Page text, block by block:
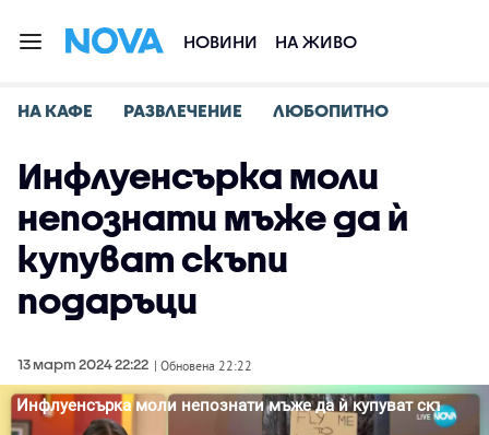
НОВИНИ НА ЖИВО
НА КАФЕ РАЗВЛЕЧЕНИЕ ЛЮБОПИТНО
Инфлуенсърка моли
непознати мъже да ѝ
купуват скъпи
подаръци
13 март 2024 22:22 | Обновена 22:22